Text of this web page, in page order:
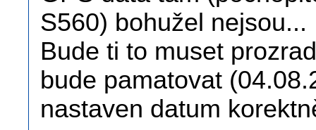
S560) bohužel nejsou...
Bude ti to muset
bude pamatovat
nastaven datum